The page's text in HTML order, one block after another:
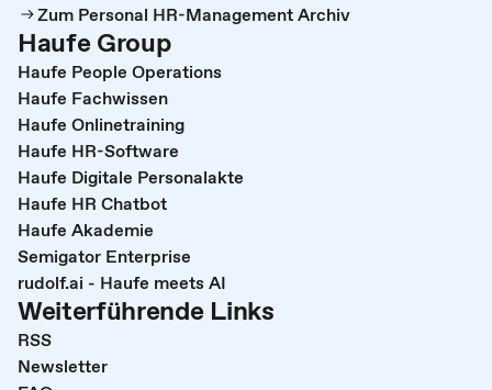
Zum Personal HR-Management Archiv
Haufe Group
Haufe People Operations
Haufe Fachwissen
Haufe Onlinetraining
Haufe HR-Software
Haufe Digitale Personalakte
Haufe HR Chatbot
Haufe Akademie
Semigator Enterprise
rudolf.ai - Haufe meets AI
Weiterführende Links
RSS
Newsletter